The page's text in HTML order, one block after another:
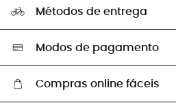
Trocas & Devoluções
Os nossos embaixadores
Seleção eco-responsável
Métodos de entrega
Modos de pagamento
Compras online fáceis